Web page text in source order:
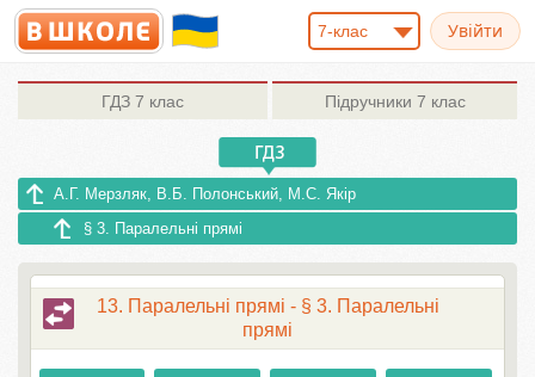
7-клас
ГДЗ 7 клас Підручники 7 клас
А.Г. Мерзляк, В.Б. Полонський, М.С. Якір
§ 3. Паралельні прямі
13. Паралельні прямі - § 3. Паралельні
прямі